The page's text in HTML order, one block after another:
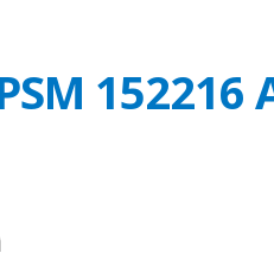
152216